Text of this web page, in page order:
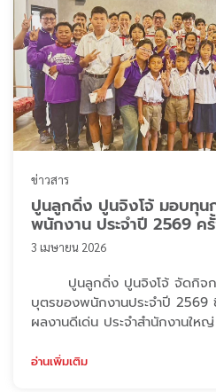
ข่าวสาร
ปูนลูกดิ่ง ปูนจิงโจ้ มอบทุน
พนักงาน ประจำปี 2569 ค
3 เมษายน 2026
ปูนลูกดิ่ง ปูนจิงโจ้ จัดกิจกร
บุตรของพนักงานประจำปี 2569
ผลงานดีเด่น ประจำสำนักงานให
ที่มีผลงานดีเด่น จากทั้ง สำนักงา
อ่านเพิ่มเติม